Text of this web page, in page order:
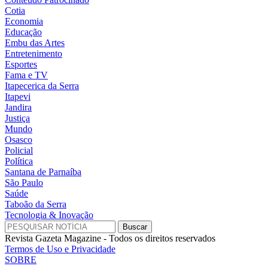
Cotia
Economia
Educação
Embu das Artes
Entretenimento
Esportes
Fama e TV
Itapecerica da Serra
Itapevi
Jandira
Justiça
Mundo
Osasco
Policial
Política
Santana de Parnaíba
São Paulo
Saúde
Taboão da Serra
Tecnologia & Inovação
Revista Gazeta Magazine - Todos os direitos reservados
Termos de Uso e Privacidade
SOBRE